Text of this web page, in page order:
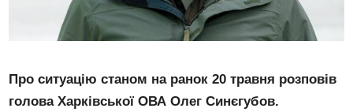
Про ситуацію станом на ранок 20 травня розповів
голова Харківської ОВА Олег Синєгубов.